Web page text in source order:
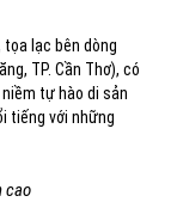
lạc bên dòng
TP. Cần Thơ), có
tự hào di sản
tiếng với những
cao